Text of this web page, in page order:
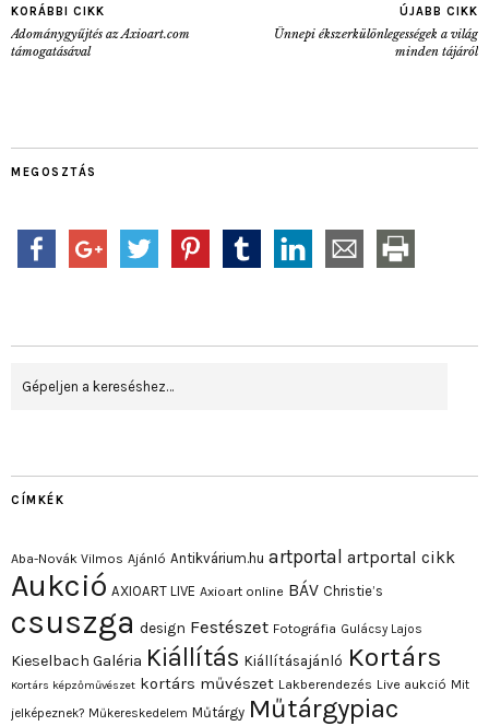
KORÁBBI CIKK
Adománygyűjtés az Axioart.com
támogatásával
ÚJABB CIKK
Ünnepi ékszerkülönlegességek a világ
minden tájáról
MEGOSZTÁS
CÍMKÉK
Aba-Novák Vilmos Ajánló Antikvárium.hu artportal artportal cikk
Aukció AXIOART LIVE Axioart online BÁV Christie’s
csuszga design Festészet Fotográfia Gulácsy Lajos
Kieselbach Galéria Kiállítás Kiállításajánló Kortárs
Kortárs képzőművészet kortárs művészet Lakberendezés Live aukció Mit
jelképeznek? Műkereskedelem Műtárgy Műtárgypiac